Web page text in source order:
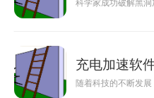
科学家成功破解黑洞
充电加速软
随着科技的不断发